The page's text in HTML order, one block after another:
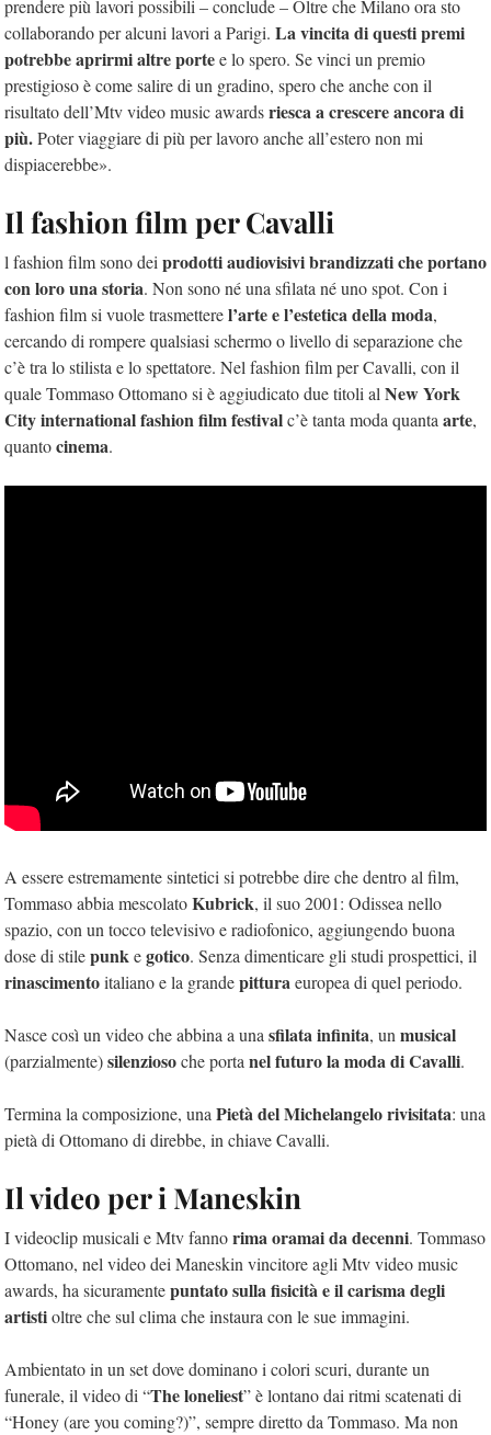
prendere più lavori possibili – conclude – Oltre che Milano ora sto
collaborando per alcuni lavori a Parigi. La vincita di questi premi
potrebbe aprirmi altre portee lo spero. Se vinci un premio
prestigioso è come salire di un gradino, spero che anche con il
risultato dell’Mtv video music awardsriesca a crescere ancora di
più.Poter viaggiare di più per lavoro anche all’estero non mi
dispiacerebbe».
Il fashion film per Cavalli
l fashion film sono deiprodotti audiovisivi brandizzati che portano
con loro una storia. Non sono né una sfilata né uno spot. Con i
fashion film si vuole trasmetterel’arte e l’estetica della moda,
cercando di rompere qualsiasi schermo o livello di separazione che
c’è tra lo stilista e lo spettatore. Nel fashion film per Cavalli, con il
quale Tommaso Ottomano si è aggiudicato due titoli alNew York
City international fashion film festivalc’è tanta moda quantaarte,
quantocinema.
A essere estremamente sintetici si potrebbe dire che dentro al film,
Tommaso abbia mescolatoKubrick, il suo 2001: Odissea nello
spazio, con un tocco televisivo e radiofonico, aggiungendo buona
dose di stilepunkegotico. Senza dimenticare gli studi prospettici, il
rinascimentoitaliano e la grandepitturaeuropea di quel periodo.
Nasce così un video che abbina a unasfilata infinita, unmusical
(parzialmente)silenziosoche portanel futuro la moda di Cavalli.
Termina la composizione, unaPietà del Michelangelo rivisitata: una
pietà di Ottomano di direbbe, in chiave Cavalli.
Il video per i Maneskin
I videoclip musicali e Mtv fannorima oramai da decenni. Tommaso
Ottomano, nel video dei Maneskin vincitore agli Mtv video music
awards, ha sicuramentepuntato sulla fisicità e il carisma degli
artistioltre che sul clima che instaura con le sue immagini.
Ambientato in un set dove dominano i colori scuri, durante un
funerale, il video di “The loneliest” è lontano dai ritmi scatenati di
“Honey (are you coming?)”, sempre diretto da Tommaso. Ma non